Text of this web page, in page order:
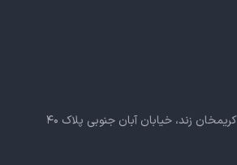
تهران، خیابان کریمخان زند، خیابان آبان جنوبی پلاک ۴۰